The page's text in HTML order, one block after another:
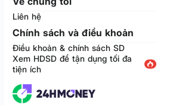
Liên hệ
Chính sách và điều khoản
Điều khoản & chính sách SD
Xem HDSD để tận dụng tối đa
tiện ích